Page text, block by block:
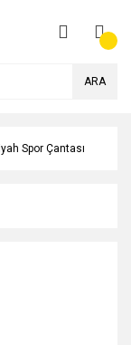
ARA
Spor Çantası